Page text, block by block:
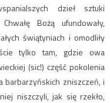
dzieł sztuki
Bożą ufundowały,
świątyniach i omodliły
tylko tam, gdzie owa
(sic!) część pokolenia
barbarzyńskich zniszczeń, i
niszczyli, jak się rzekło,